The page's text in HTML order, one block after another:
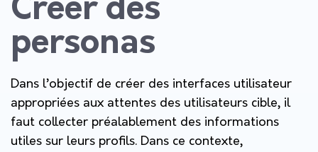
Créer des
personas
Dans l’objectif de créer des interfaces utilisateur
appropriées aux attentes des utilisateurs cible, il
faut collecter préalablement des informations
utiles sur leurs profils. Dans ce contexte,